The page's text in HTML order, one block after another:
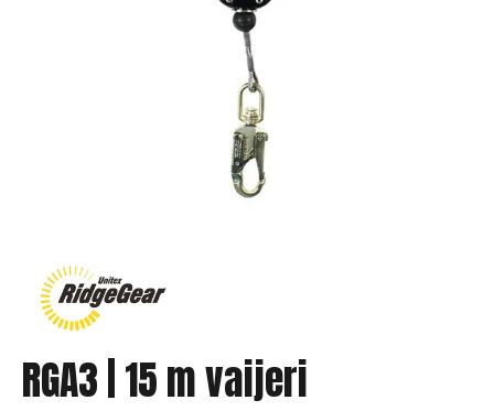
RGA3 | 15 m vaijeri